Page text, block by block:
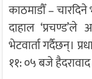
काठमाडौँ – चारदिने
दाहाल ‘प्रचण्ड’ले
भेटवार्ता गर्दैछन्।
११: ०५ बजे